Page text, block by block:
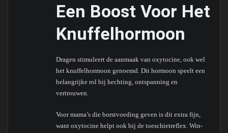
Een Boost Voor Het
Knuffelhormoon
Dragen stimuleert de aanmaak van oxytocine, ook wel
het knuffelhormoon genoemd. Dit hormoon speelt een
belangrijke rol bij hechting, ontspanning en
vertrouwen.
Voor mama’s die borstvoeding geven is dit extra fijn,
want oxytocine helpt ook bij de toeschietreflex. Win-